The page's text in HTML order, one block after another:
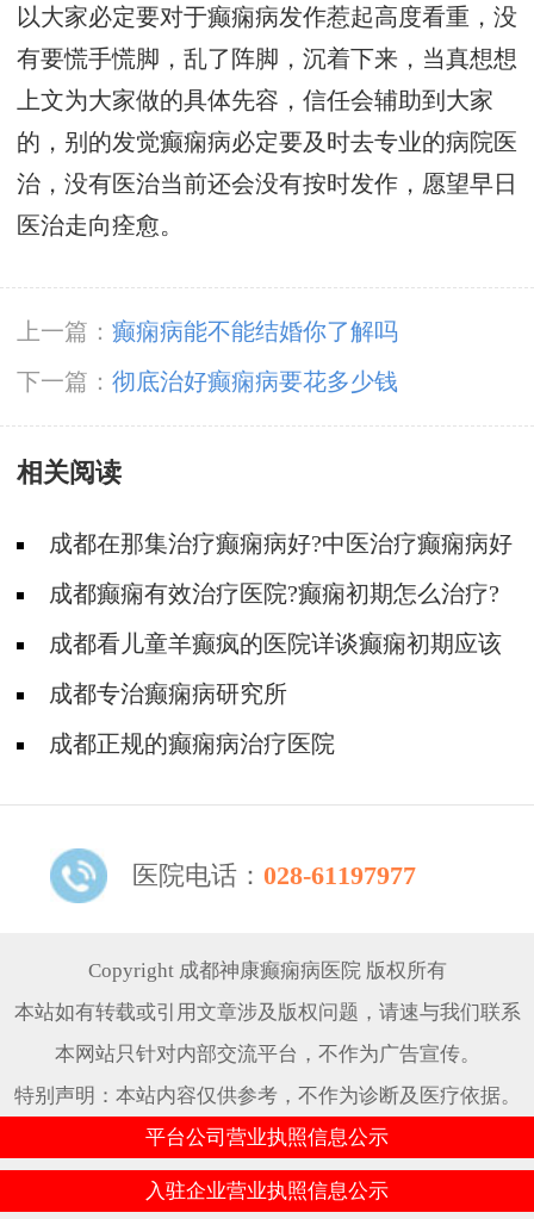
以大家必定要对于癫痫病发作惹起高度看重，没
有要慌手慌脚，乱了阵脚，沉着下来，当真想想
上文为大家做的具体先容，信任会辅助到大家
的，别的发觉癫痫病必定要及时去专业的病院医
治，没有医治当前还会没有按时发作，愿望早日
医治走向痊愈。
上一篇： 癫痫病能不能结婚你了解吗
下一篇： 彻底治好癫痫病要花多少钱
相关阅读
成都在那集治疗癫痫病好?中医治疗癫痫病好
吗?成都癫痫有效治疗医院?癫痫初期怎么治疗?
成都看儿童羊癫疯的医院详谈癫痫初期应该
怎么治疗?
成都专治癫痫病研究所
成都正规的癫痫病治疗医院
医院电话： 028-61197977
Copyright 成都神康癫痫病医院 版权所有
本站如有转载或引用文章涉及版权问题，请速与我们联系
本网站只针对内部交流平台，不作为广告宣传。
特别声明：本站内容仅供参考，不作为诊断及医疗依据。
平台公司营业执照信息公示
入驻企业营业执照信息公示